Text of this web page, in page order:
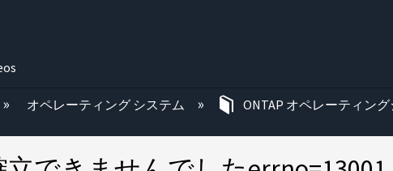
むオペレーティング システム ONTAP オペレーティン